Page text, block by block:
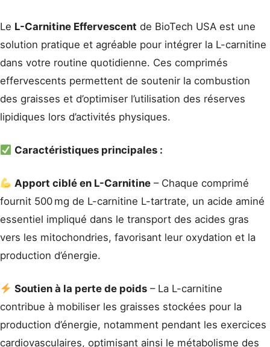
Le L-Carnitine Effervescent de BioTech USA est une
solution pratique et agréable pour intégrer la L-carnitine
dans votre routine quotidienne. Ces comprimés
effervescents permettent de soutenir la combustion
des graisses et d’optimiser l’utilisation des réserves
lipidiques lors d’activités physiques.
Caractéristiques principales :
Apport ciblé en L-Carnitine – Chaque comprimé
fournit 500 mg de L-carnitine L-tartrate, un acide aminé
essentiel impliqué dans le transport des acides gras
vers les mitochondries, favorisant leur oxydation et la
production d’énergie.
Soutien à la perte de poids – La L-carnitine
contribue à mobiliser les graisses stockées pour la
production d’énergie, notamment pendant les exercices
cardiovasculaires, optimisant ainsi le métabolisme des